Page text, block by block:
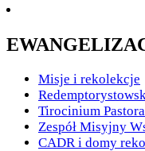
Misje i rekolekcje
Tirocinium
Zespół Misyjny
CADR i domy